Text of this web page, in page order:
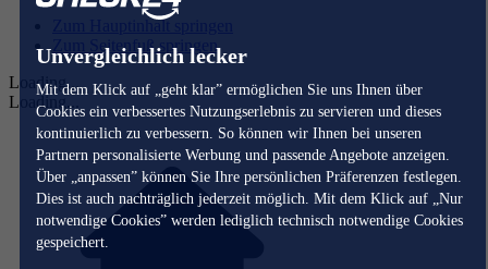
Unvergleichlich lecker
Mit dem Klick auf „geht klar” ermöglichen Sie uns Ihnen über
Cookies ein verbessertes Nutzungserlebnis zu servieren und dieses
kontinuierlich zu verbessern. So können wir Ihnen bei unseren
Partnern personalisierte Werbung und passende Angebote anzeigen.
Über „anpassen” können Sie Ihre persönlichen Präferenzen festlegen.
Dies ist auch nachträglich jederzeit möglich. Mit dem Klick auf „Nur
notwendige Cookies” werden lediglich technisch notwendige Cookies
gespeichert.
Zum Hauptinhalt springen
Zum Seitenfuß springen
Loading...
Loading...